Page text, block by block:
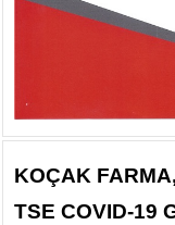
KOÇAK
TSE COVID-19